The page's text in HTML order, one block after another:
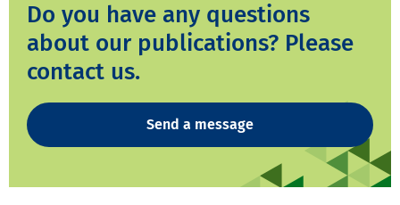
Do you have any questions
about our publications? Please
contact us.
Send a message